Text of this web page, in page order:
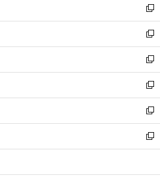
で
開
く
ド
ウ
で
開
く
ィ
ン
ド
ウ
で
開
く
い
ウ
ィ
ン
ド
ウ
で
開
く
新
し
い
ウ
ィ
ン
ド
ウ
で
開
く
新
し
い
ウ
ィ
ン
ド
ウ
で
開
新
し
い
ウ
ィ
ン
ド
ウ
開
新
し
い
ウ
ィ
ン
ウ
新
し
い
ウ
ン
新
し
ウ